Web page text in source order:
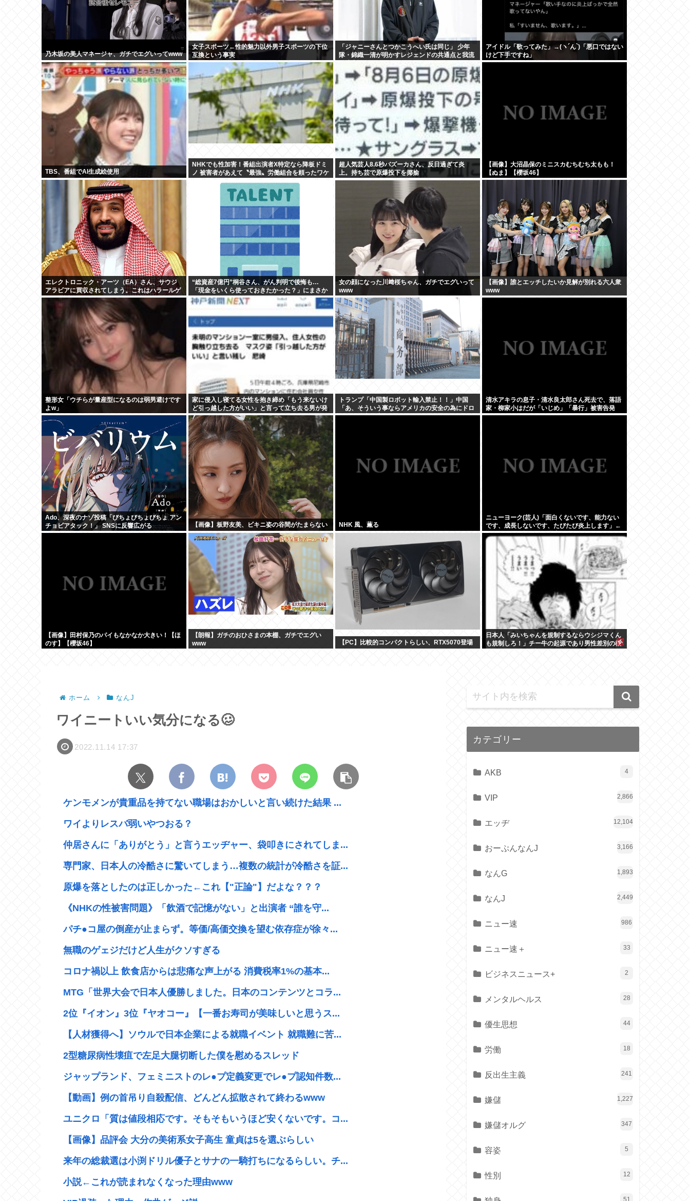
乃木坂の美人マネージャ、ガチでエグいってwww
女子スポーツ←性的魅力以外男子スポーツの下位
互換という事実
「ジャニーさんとつかこうへい氏は同じ」 少年
隊・錦織一清が明かすレジェンドの共通点と我流
アイドル「歌ってみた」→(ヽ´ん`)「悪口ではない
けど下手ですね」
TBS、番組でAI生成絵使用
NHKでも性加害！番組出演者X特定なら降板ドミ
ノ 被害者があえて〝最強〟労働組合を頼ったワケ
超人気芸人8.6秒バズーカさん、反日過ぎて炎
上。持ち芸で原爆投下を揶揄
【画像】大沼晶保のミニスカむちむち太もも！
【ぬま】【櫻坂46】
エレクトロニック・アーツ（EA）さん、サウジ
アラビアに買収されてしまう。これはハラールゲ
ーム爆誕か
“総資産7億円”桐谷さん、がん判明で後悔も…
「現金をいくら使っておきたかった？」にまさか
の回答
女の顔になった川﨑桜ちゃん、ガチでエグいって
www
【画像】誰とエッチしたいか見解が別れる六人衆
www
整形女「ウチらが量産型になるのは弱男避けです
よw」
家に侵入し寝てる女性を抱き締め「もう来ないけ
ど引っ越した方がいい」と言って立ち去る男が発
生
トランプ「中国製ロボット輸入禁止！！」中国
「あ、そういう事ならアメリカの安全の為にドロ
ーンの輸出も止めるね？」
清水アキラの息子・清水良太郎さん死去で、落語
家・柳家小はだが「いじめ」「暴行」被害告発
Ado、深夜のナゾ投稿「びちょびちょびちょ アン
チョビアタック！」 SNSに反響広がる
【画像】板野友美、ビキニ姿の谷間がたまらない NHK 風、薫る
ニューヨーク(芸人)「面白くないです、能力ない
です、成長しないです、たびたび炎上します」←
それでもゴリ押される理由
【画像】田村保乃のパイもなかなか大きい！【ほ
のす】【櫻坂46】
【朗報】ガチのおひさまの本棚、ガチでエグい
www
【PC】比較的コンパクトらしい、RTX5070登場
日本人「みいちゃんを規制するならウシジマくん
も規制しろ！」チー牛の起源であり男性差別の根
ホーム なんJ
ワイニートいい気分になる🥴
2022.11.14 17:37
ケンモメンが貴重品を持てない職場はおかしいと言い続けた結果 ...
ワイよりレスバ弱いやつおる？
仲居さんに「ありがとう」と言うエッヂャー、袋叩きにされてしま...
専門家、日本人の冷酷さに驚いてしまう…複数の統計が冷酷さを証...
原爆を落としたのは正しかった←これ【"正論"】だよな？？？
《NHKの性被害問題》「飲酒で記憶がない」と出演者 “誰を守...
パチ●コ屋の倒産が止まらず。等価/高価交換を望む依存症が徐々...
無職のゲェジだけど人生がクソすぎる
コロナ禍以上 飲食店からは悲痛な声上がる 消費税率1%の基本...
MTG「世界大会で日本人優勝しました。日本のコンテンツとコラ...
2位『イオン』3位『ヤオコー』【一番お寿司が美味しいと思うス...
【人材獲得へ】ソウルで日本企業による就職イベント 就職難に苦...
2型糖尿病性壊疽で左足大腿切断した僕を慰めるスレッド
ジャップランド、フェミニストのレ●プ定義変更でレ●プ認知件数...
【動画】例の首吊り自殺配信、どんどん拡散されて終わるwww
ユニクロ「質は値段相応です。そもそもいうほど安くないです。コ...
【画像】品評会 大分の美術系女子高生 童貞は5を選ぶらしい
来年の総裁選は小渕ドリル優子とサナの一騎打ちになるらしい。チ...
小説←これが読まれなくなった理由www
カテゴリー
AKB 4
VIP 2,866
エッヂ 12,104
おーぷんなんJ 3,166
なんG 1,893
なんJ 2,449
ニュー速 986
ニュー速＋ 33
ビジネスニュース+ 2
メンタルヘルス 28
優生思想 44
労働 18
反出生主義 241
嫌儲 1,227
嫌儲オルグ 347
容姿 5
性別 12
51